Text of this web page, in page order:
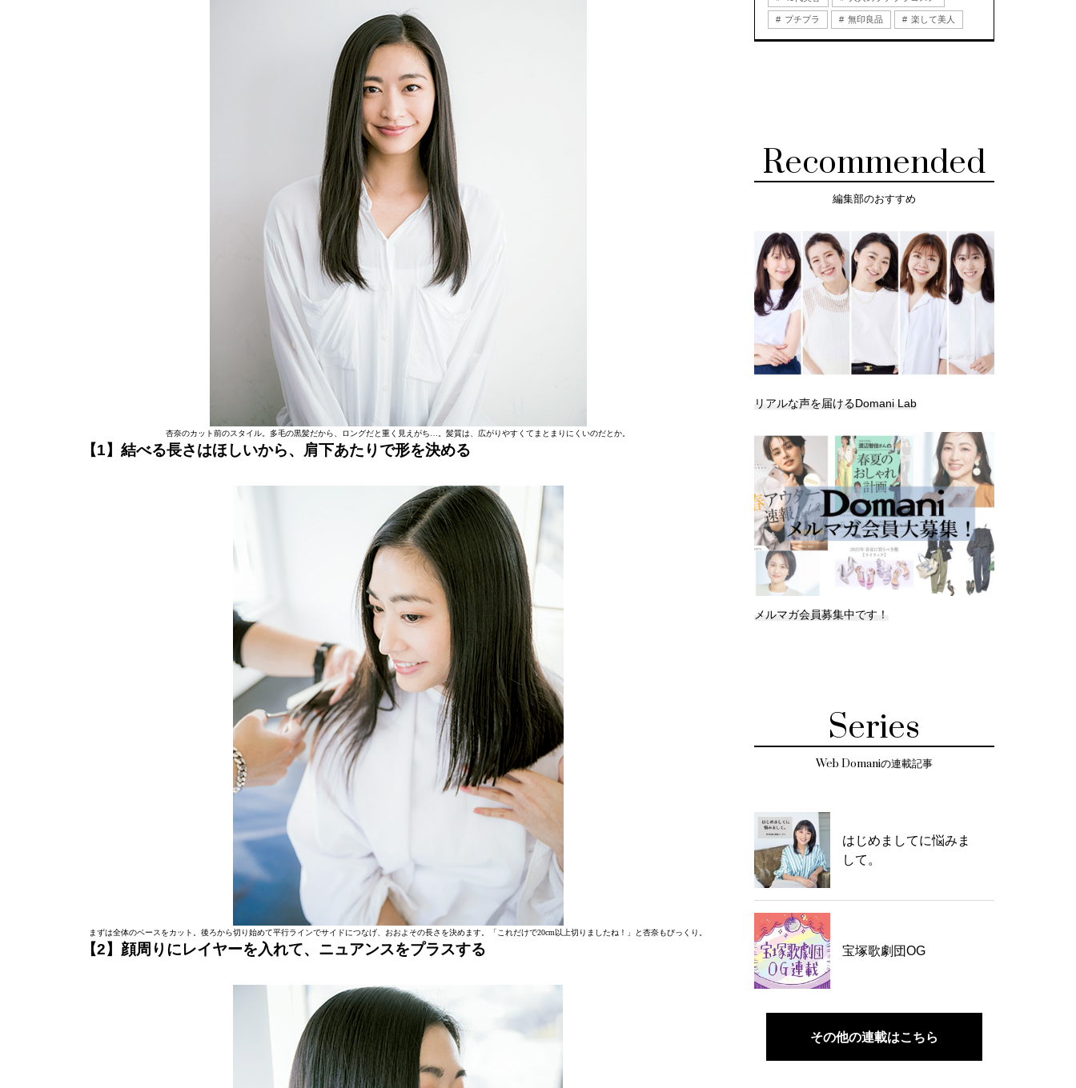
杏奈のカット前のスタイル。多毛の黒髪だから、ロングだと重く見えがち…。髪質は、広がりやすくてまとまりにくいのだとか。
【1】結べる長さはほしいから、肩下あたりで形を決める
まずは全体のベースをカット。後ろから切り始めて平行ラインでサイドにつなげ、おおよその長さを決めます。「これだけで20cm以上切りましたね！」と杏奈もびっくり。
【2】顔周りにレイヤーを入れて、ニュアンスをプラスする
プチプラ 無印良品 楽して美人
Recommended
編集部のおすすめ
リアルな声を届けるDomani Lab
メルマガ会員募集中です！
Series
Web Domaniの連載記事
はじめましてに悩みま
して。
宝塚歌劇団OG
その他の連載はこちら